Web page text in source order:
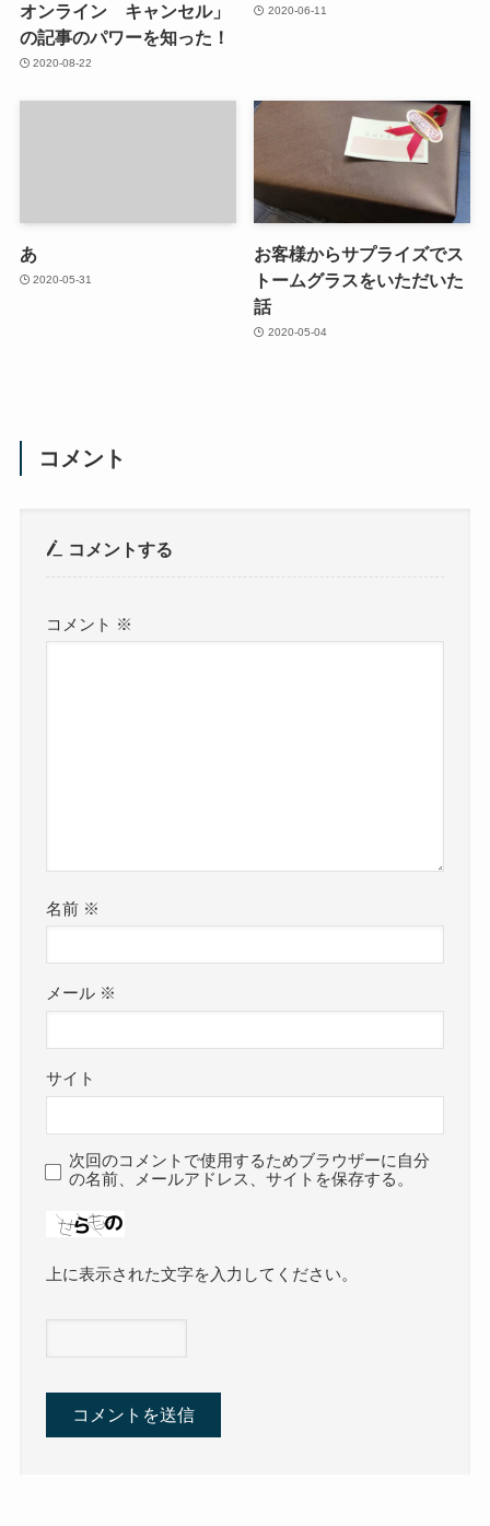
オンライン キャンセル」
の記事のパワーを知った！
2020-08-22
2020-06-11
あ
2020-05-31
お客様からサプライズでス
トームグラスをいただいた
話
2020-05-04
コメント
コメントする
コメント ※
名前 ※
メール ※
サイト
次回のコメントで使用するためブラウザーに自分
の名前、メールアドレス、サイトを保存する。
上に表示された文字を入力してください。